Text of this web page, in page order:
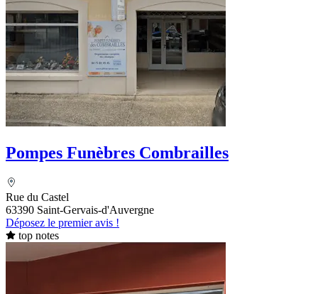
Pompes Funèbres Combrailles
Rue du Castel
63390 Saint-Gervais-d'Auvergne
Déposez le premier avis !
top notes